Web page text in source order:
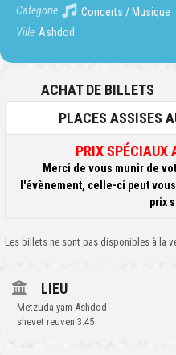
Catégorie
Concerts / Musique
Ville Ashdod
ACHAT DE BILLETS
PLACES ASSISES
PRIX SPÉCIAUX
Merci de vous munir de
l'évènement, celle-ci peut
prix
Les billets ne sont pas disponibles à la
LIEU
Metzuda yam Ashdod
shevet reuven 3.45